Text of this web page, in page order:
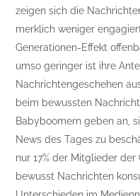
zeigen sich die
merklich weniger
Generationen-Effekt
umso geringer ist ihre
Nachrichtengeschehen
beim bewussten
Babyboomern geben an,
News des Tages zu
nur 17% der Mitglieder
bewusst Nachrichten